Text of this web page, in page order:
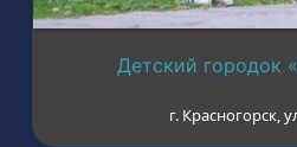
Детский городок
г. Красногорск,